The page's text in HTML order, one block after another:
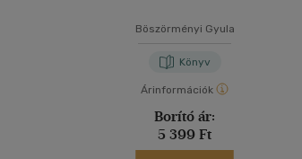
Böszörményi Gyula
Könyv
Árinformációk
Borító ár:
5 399 Ft